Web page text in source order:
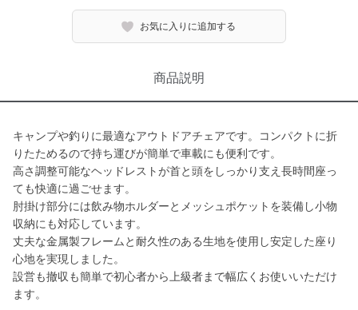
お気に入りに追加する
商品説明
キャンプや釣りに最適なアウトドアチェアです。コンパクトに折
りたためるので持ち運びが簡単で車載にも便利です。
高さ調整可能なヘッドレストが首と頭をしっかり支え長時間座っ
ても快適に過ごせます。
肘掛け部分には飲み物ホルダーとメッシュポケットを装備し小物
収納にも対応しています。
丈夫な金属製フレームと耐久性のある生地を使用し安定した座り
心地を実現しました。
設営も撤収も簡単で初心者から上級者まで幅広くお使いいただけ
ます。